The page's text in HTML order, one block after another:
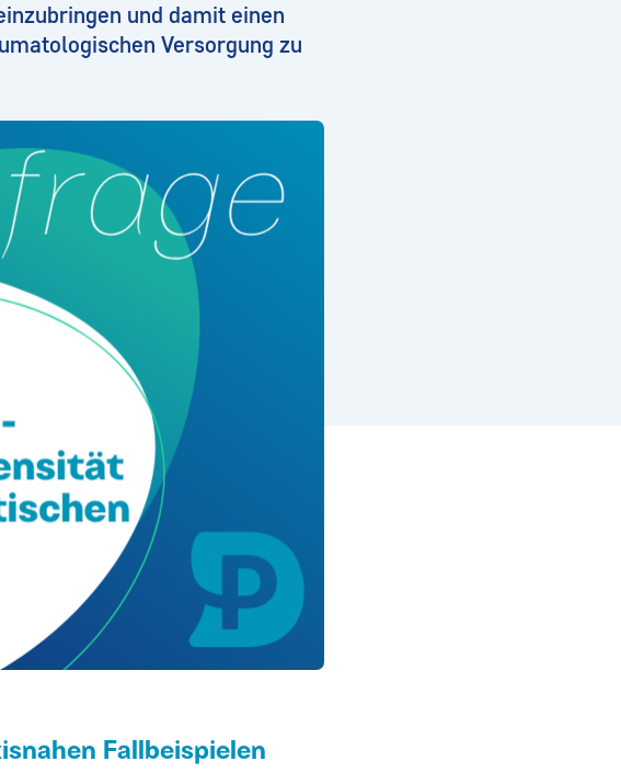
und damit einen
Versorgung zu
Fallbeispielen